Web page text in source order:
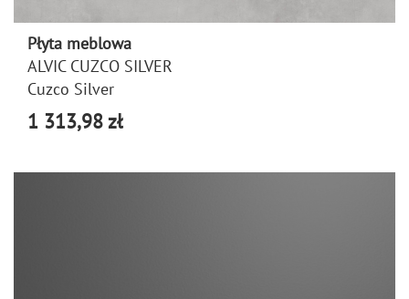
Płyta meblowa
ALVIC CUZCO SILVER
Cuzco Silver
1 313,98 zł